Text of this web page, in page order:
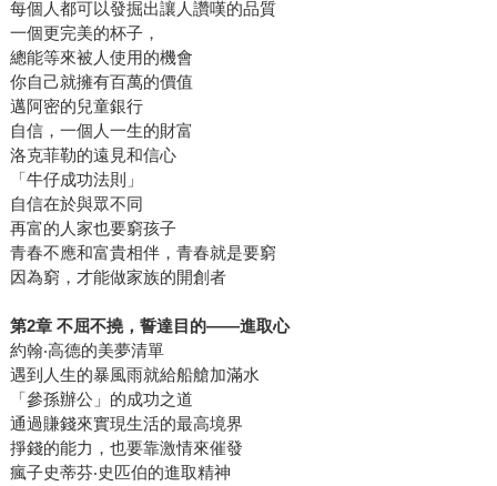
每個人都可以發掘出讓人讚嘆的品質
一個更完美的杯子，
總能等來被人使用的機會
你自己就擁有百萬的價值
邁阿密的兒童銀行
自信，一個人一生的財富
洛克菲勒的遠見和信心
「牛仔成功法則」
自信在於與眾不同
再富的人家也要窮孩子
青春不應和富貴相伴，青春就是要窮
因為窮，才能做家族的開創者
第2章 不屈不撓，誓達目的――進取心
約翰‧高德的美夢清單
遇到人生的暴風雨就給船艙加滿水
「參孫辦公」的成功之道
通過賺錢來實現生活的最高境界
掙錢的能力，也要靠激情來催發
瘋子史蒂芬‧史匹伯的進取精神